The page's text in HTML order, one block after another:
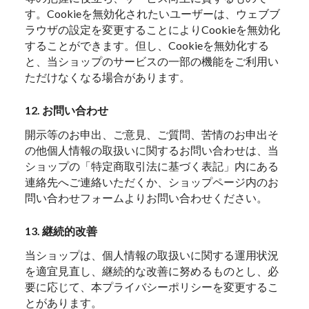
す。Cookieを無効化されたいユーザーは、ウェブブ
ラウザの設定を変更することによりCookieを無効化
することができます。但し、Cookieを無効化する
と、当ショップのサービスの一部の機能をご利用い
ただけなくなる場合があります。
12. お問い合わせ
開示等のお申出、ご意見、ご質問、苦情のお申出そ
の他個人情報の取扱いに関するお問い合わせは、当
ショップの「特定商取引法に基づく表記」内にある
連絡先へご連絡いただくか、ショップページ内のお
問い合わせフォームよりお問い合わせください。
13. 継続的改善
当ショップは、個人情報の取扱いに関する運用状況
を適宜見直し、継続的な改善に努めるものとし、必
要に応じて、本プライバシーポリシーを変更するこ
とがあります。